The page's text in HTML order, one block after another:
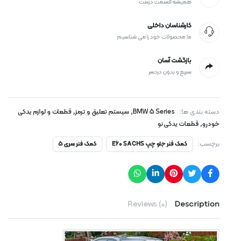
همیشه قسمت درست
کارشناسان داخلی
ما محصولات خود را می شناسیم
بازگشت آسان
سریع و بدون دردسر
دسته بندی ها: BMW 5 Series
, سیستم تعلیق و ترمز, قطعات و لوازم یدکی
خودرو, قطعات یدکی نو
برچسب:
کمک فنر جلو چپ E60 SACHS کمک فنر سری ۵
Description
Reviews (0)